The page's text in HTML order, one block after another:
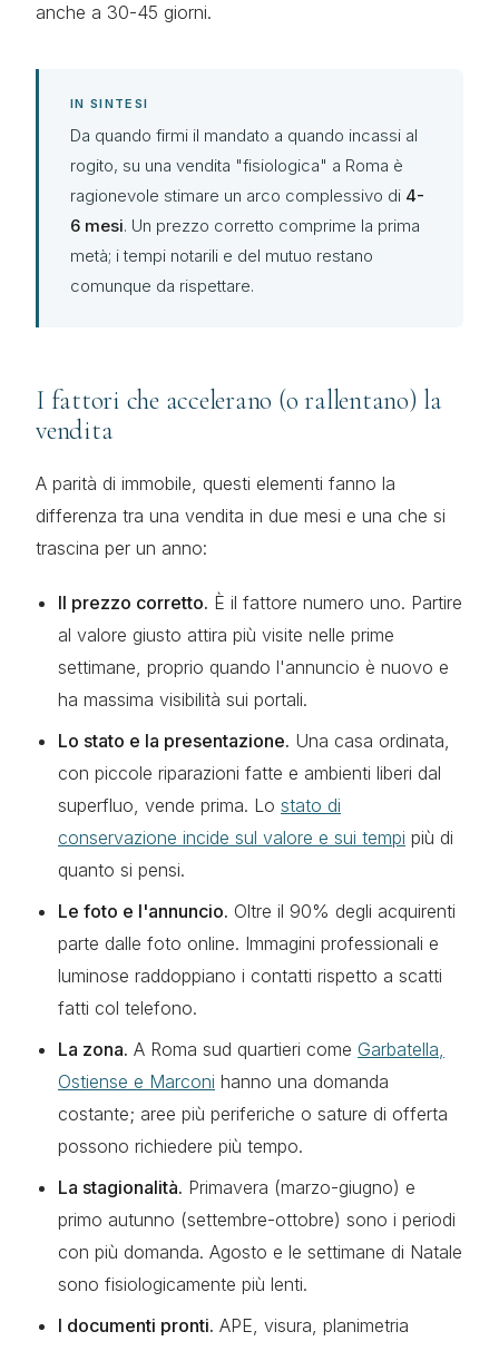
anche a 30-45 giorni.
IN SINTESI
Da quando firmi il mandato a quando incassi al
rogito, su una vendita "fisiologica" a Roma è
ragionevole stimare un arco complessivo di 4-
6 mesi. Un prezzo corretto comprime la prima
metà; i tempi notarili e del mutuo restano
comunque da rispettare.
I fattori che accelerano (o rallentano) la
vendita
A parità di immobile, questi elementi fanno la
differenza tra una vendita in due mesi e una che si
trascina per un anno:
Il prezzo corretto. È il fattore numero uno. Partire
al valore giusto attira più visite nelle prime
settimane, proprio quando l'annuncio è nuovo e
ha massima visibilità sui portali.
Lo stato e la presentazione. Una casa ordinata,
con piccole riparazioni fatte e ambienti liberi dal
superfluo, vende prima. Lo stato di
conservazione incide sul valore e sui tempi più di
quanto si pensi.
Le foto e l'annuncio. Oltre il 90% degli acquirenti
parte dalle foto online. Immagini professionali e
luminose raddoppiano i contatti rispetto a scatti
fatti col telefono.
La zona. A Roma sud quartieri come Garbatella,
Ostiense e Marconi hanno una domanda
costante; aree più periferiche o sature di offerta
possono richiedere più tempo.
La stagionalità. Primavera (marzo-giugno) e
primo autunno (settembre-ottobre) sono i periodi
con più domanda. Agosto e le settimane di Natale
sono fisiologicamente più lenti.
I documenti pronti. APE, visura, planimetria